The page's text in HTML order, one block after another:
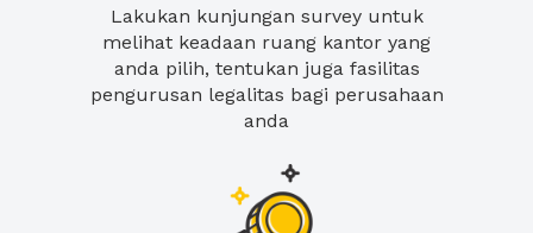
Lakukan kunjungan survey untuk
melihat keadaan ruang kantor yang
anda pilih, tentukan juga fasilitas
pengurusan legalitas bagi perusahaan
anda